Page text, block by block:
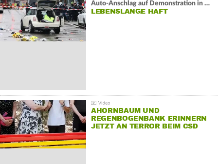
Auto-Anschlag auf Demonstration in München:
LEBENSLANGE HAFT
AHORNBAUM UND
REGENBOGENBANK ERINNERN
JETZT AN TERROR BEIM CSD